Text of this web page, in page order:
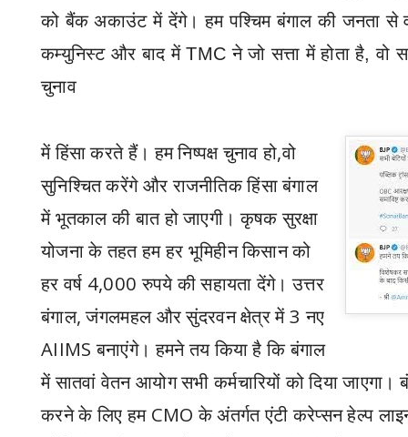
को बैंक अकाउंट में देंगे। हम पश्चिम बंगाल की जनता से
कम्युनिस्ट और बाद मेंTMCने जो सत्ता में होता है,वो
चुनाव
में हिंसा करते हैं। हम निष्पक्ष चुनाव हो,वो
सुनिश्चित करेंगे और राजनीतिक हिंसा बंगाल
में भूतकाल की बात हो जाएगी। कृषक सुरक्षा
योजना के तहत हम हर भूमिहीन किसान को
हर वर्ष 4,000रुपये की सहायता देंगे। उत्तर
बंगाल,जंगलमहल और सुंदरवन क्षेत्र में3नए
AIIMSबनाएंगे। हमने तय किया है कि बंगाल
में सातवां वेतन आयोग सभी कर्मचारियों को दिया जाएगा।
करने के लिए हम CMOके अंतर्गत एंटी करेप्सन हेल्प